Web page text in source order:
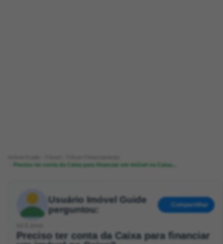
Preciso ter conta da Caixa para financiar um imóvel na Caixa...
Usuário Imóvel Guide
perguntou:
Compartilhar
Preciso ter conta da Caixa para financiar